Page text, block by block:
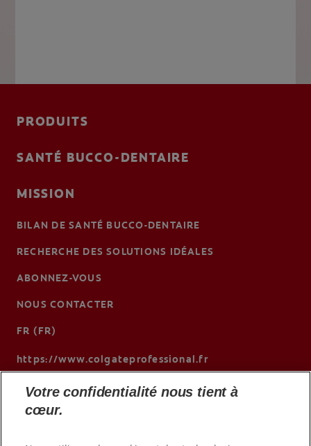
PRODUITS
SANTÉ BUCCO-DENTAIRE
MISSION
BILAN DE SANTÉ BUCCO-DENTAIRE
RECHERCHE DES SOLUTIONS IDÉALES
ABONNEZ-VOUS
NOUS CONTACTER
FR (FR)
https://www.colgateprofessional.fr
Votre confidentialité nous tient à
cœur.